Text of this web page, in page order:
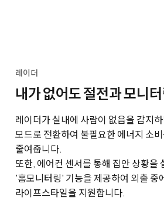
레이더
내가 없어도 절전과 모니
레이더가 실내에 사람이 없음을 감지
모드로 전환하여 불필요한 에너지 소
줄여줍니다.
또한, 에어컨 센서를 통해 집안 상황을
'홈모니터링' 기능을 제공하여 외출 중
라이프스타일을 지원합니다.